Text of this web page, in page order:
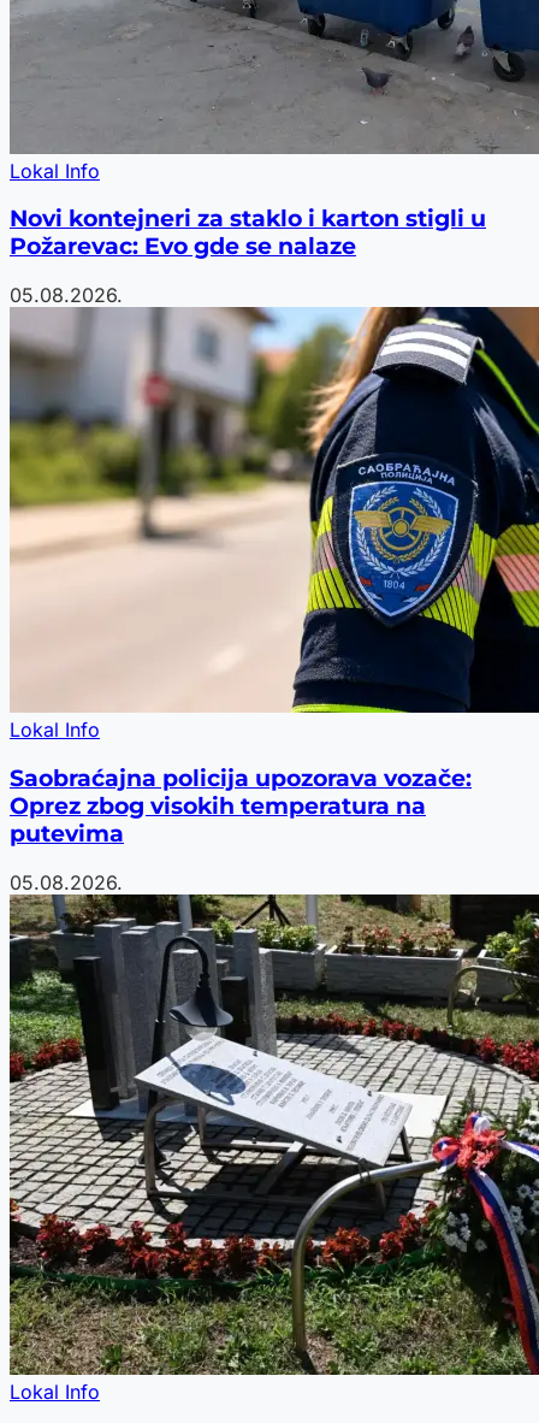
Lokal Info
Novi kontejneri za staklo i karton stigli u
Požarevac: Evo gde se nalaze
05.08.2026.
Lokal Info
Saobraćajna policija upozorava vozače:
Oprez zbog visokih temperatura na
putevima
05.08.2026.
Lokal Info